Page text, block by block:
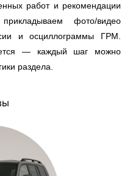
работ и рекомендации
фото/видео
и осциллограммы ГРМ.
— каждый шаг можно
раздела.